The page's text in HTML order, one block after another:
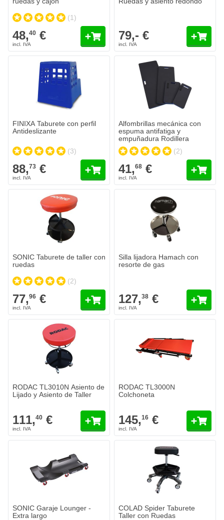
(1)
48,40 € 79,- €
FINIXA Taburete con perfil
Antideslizante
(3)
88,73 €
Alfombrillas mecánica con
Se envía hoy
€
Añadir al
Alfombrillas mecánica con
espuma antifatiga y
empuñadura Rodillera
(2)
41,68 €
SONIC Taburete de taller con
ruedas
(2)
77,96 €
Silla lijadora Hamach con
resorte de gas
127,38 €
RODAC TL3010N Asiento de
Lijado y Asiento de Taller
111,40 €
RODAC TL3000N
Colchoneta
145,16 €
SONIC Garaje Lounger -
Extra largo
COLAD Spider Taburete
Taller con Ruedas